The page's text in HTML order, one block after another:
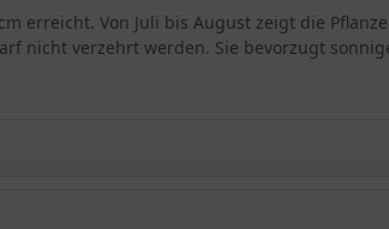
Umständen zum Verzehr geeignet.
den Eisenhut auf einer sonnigen
Setzen Sie ihn einzeln oder aber in
Blütenstände. Ansonsten ist der
erreicht. Von Juli bis August zeigt die
nicht verzehrt werden. Sie bevorzugt